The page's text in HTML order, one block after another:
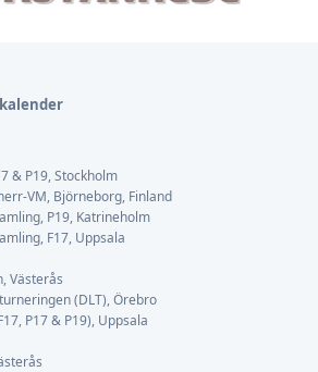
& P19, Stockholm
VM, Björneborg, Finland
P19, Katrineholm
F17, Uppsala
Västerås
(DLT), Örebro
P17 & P19), Uppsala